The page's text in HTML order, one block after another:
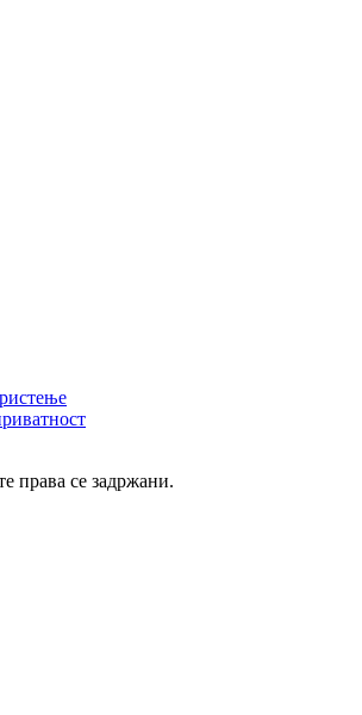
права се задржани.